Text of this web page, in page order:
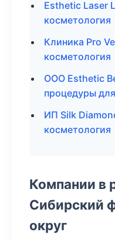
Esthetic Laser
косметология
Клиника Pro
косметология
ООО Esthetic
процедуры
ИП Silk
косметология
Компании в
Сибирский
округ